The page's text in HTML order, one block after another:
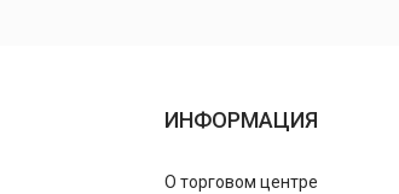
ИНФОРМАЦИЯ
О торговом центре